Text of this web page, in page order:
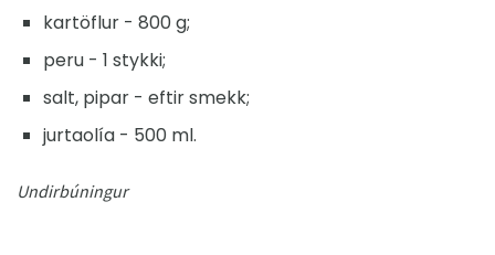
kartöflur - 800 g;
peru - 1 stykki;
salt, pipar - eftir smekk;
jurtaolía - 500 ml.
Undirbúningur